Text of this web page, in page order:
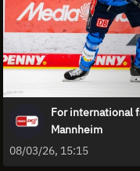
For international
Mannheim
08/03/26, 15:15